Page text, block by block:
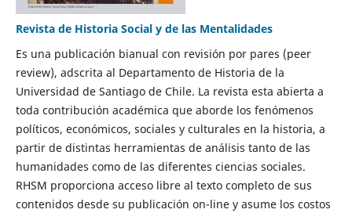
Revista de Historia Social y de las Mentalidades
Es una publicación bianual con revisión por pares (peer
review), adscrita al Departamento de Historia de la
Universidad de Santiago de Chile. La revista esta abierta a
toda contribución académica que aborde los fenómenos
políticos, económicos, sociales y culturales en la historia, a
partir de distintas herramientas de análisis tanto de las
humanidades como de las diferentes ciencias sociales.
RHSM proporciona acceso libre al texto completo de sus
contenidos desde su publicación on-line y asume los costos